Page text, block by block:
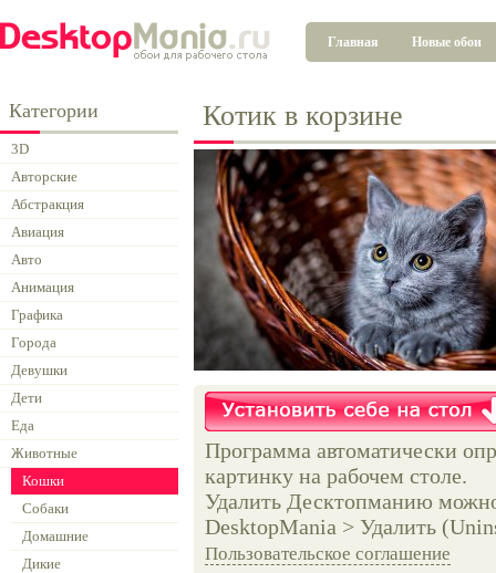
Главная Новые обои
Категории
3D
Авторские
Абстракция
Авиация
Авто
Анимация
Графика
Города
Девушки
Дети
Еда
Животные
Кошки
Собаки
Домашние
Дикие
Котик в корзине
Программа автоматически
картинку на рабочем столе.
Удалить Десктопманию
DesktopMania > Удалить
Пользовательское соглашение